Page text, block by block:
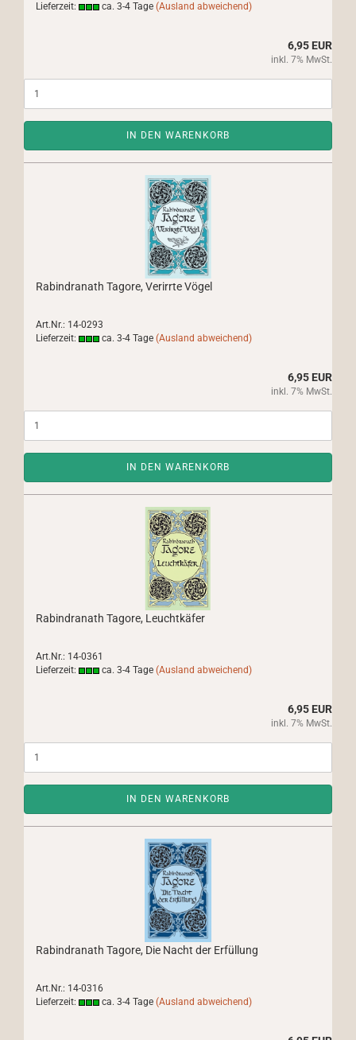
Lieferzeit:
ca. 3-4 Tage (Ausland abweichend)
6,95 EUR
inkl. 7% MwSt.
IN DEN WARENKORB
Rabindranath Tagore, Verirrte Vögel
Art.Nr.: 14-0293
Lieferzeit:
ca. 3-4 Tage (Ausland abweichend)
6,95 EUR
inkl. 7% MwSt.
IN DEN WARENKORB
Rabindranath Tagore, Leuchtkäfer
Art.Nr.: 14-0361
Lieferzeit:
ca. 3-4 Tage (Ausland abweichend)
6,95 EUR
inkl. 7% MwSt.
IN DEN WARENKORB
Rabindranath Tagore, Die Nacht der Erfüllung
Art.Nr.: 14-0316
Lieferzeit:
ca. 3-4 Tage (Ausland abweichend)